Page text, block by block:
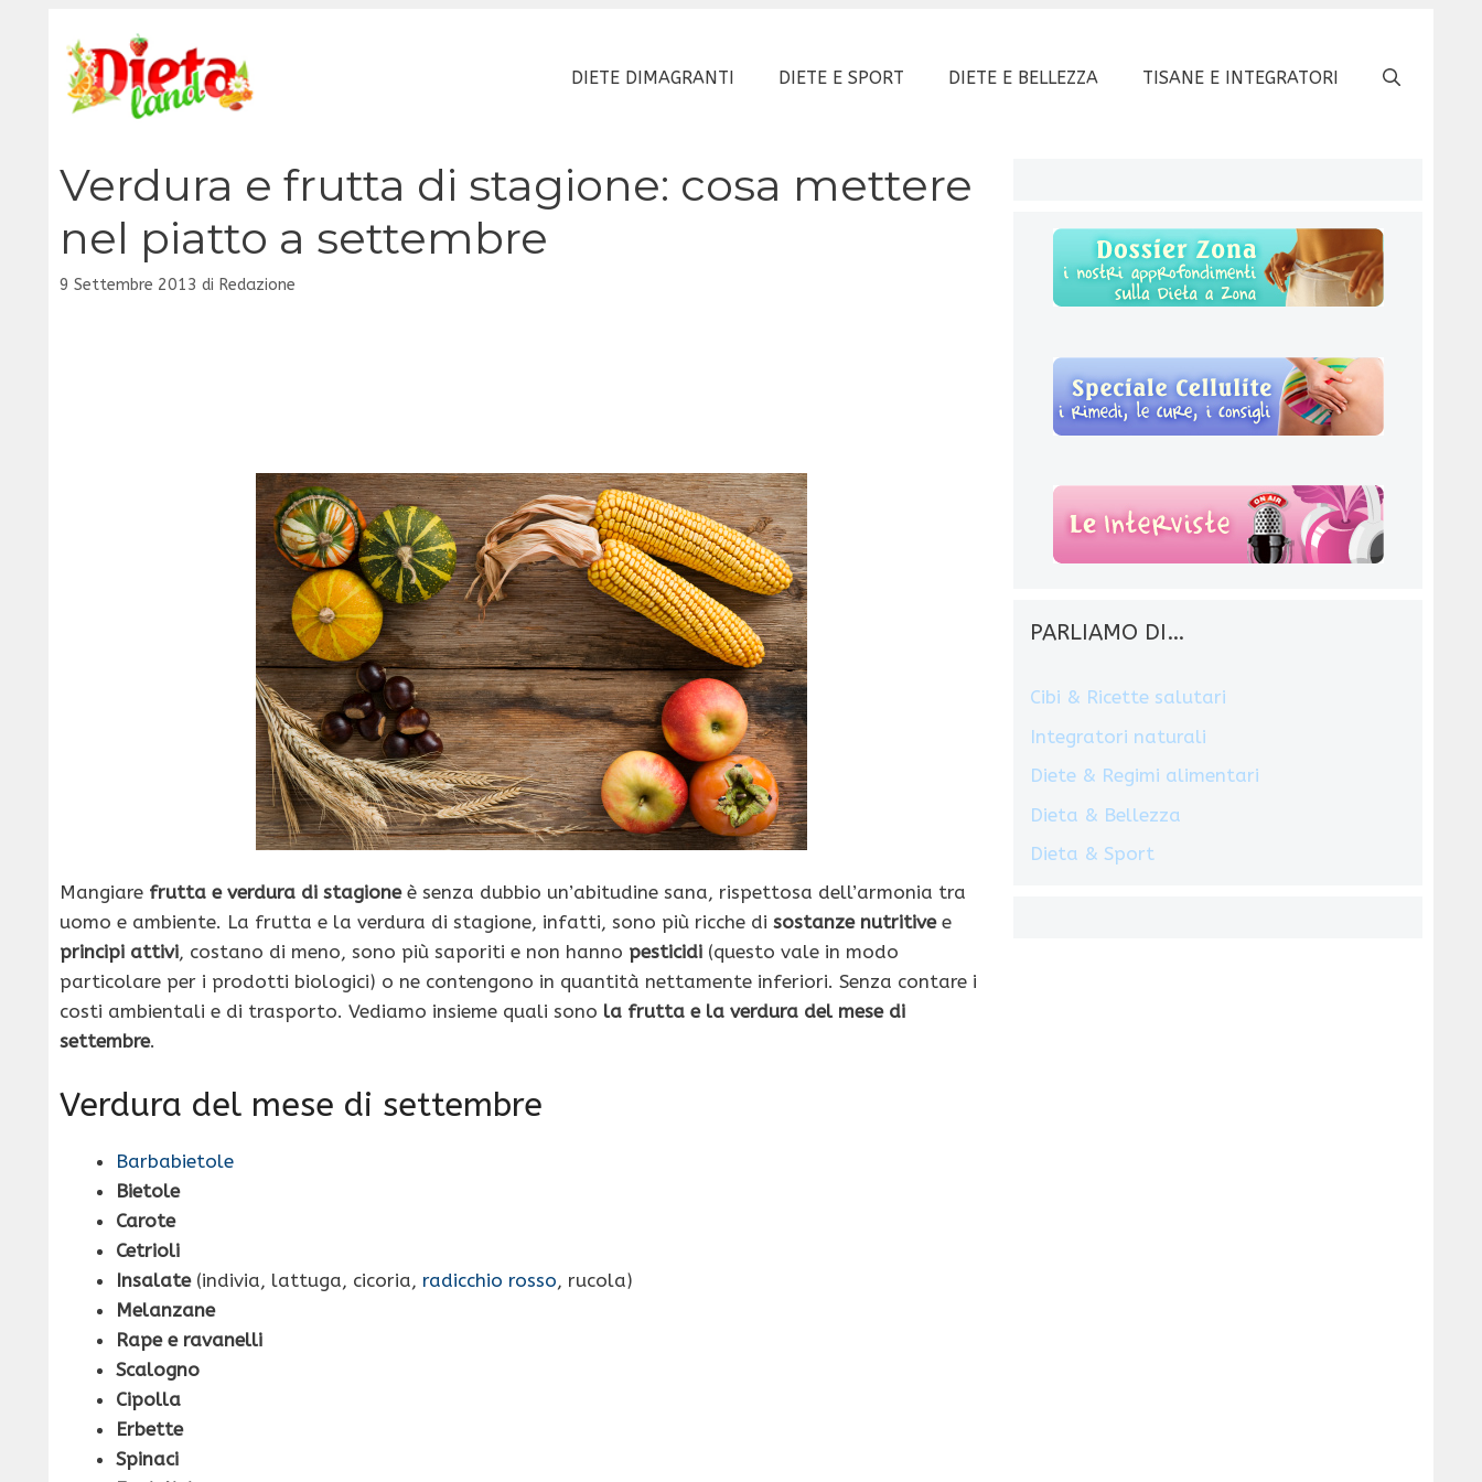
contenuto
DIETE DIMAGRANTI DIETE E SPORT DIETE E BELLEZZA TISANE E INTEGRATORI
Verdura e frutta di stagione: cosa mettere
nel piatto a settembre
9 Settembre 2013 di Redazione
Mangiare frutta e verdura di stagioneè senza dubbio un’abitudine sana, rispettosa dell’armonia tra
uomo e ambiente. La frutta e la verdura di stagione, infatti, sono più ricche di sostanze nutritivee
principi attivi, costano di meno, sono più saporiti e non hanno pesticidi (questo vale in modo
particolare per i prodotti biologici) o ne contengono in quantità nettamente inferiori. Senza contare i
costi ambientali e di trasporto. Vediamo insieme quali sono la frutta e la verdura del mese di
settembre.
Verdura del mese di settembre
Barbabietole
Bietole
Carote
Cetrioli
Insalate(indivia, lattuga, cicoria, radicchio rosso, rucola)
Melanzane
Rape e ravanelli
Scalogno
Cipolla
Erbette
Spinaci
PARLIAMO DI…
Cibi & Ricette salutari
Integratori naturali
Diete & Regimi alimentari
Dieta & Bellezza
Dieta & Sport